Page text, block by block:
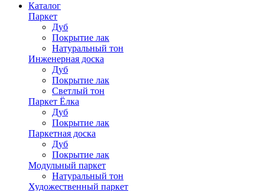
Каталог
Паркет
Дуб
Покрытие лак
Натуральный тон
Инженерная доска
Дуб
Покрытие лак
Светлый тон
Паркет Ёлка
Дуб
Покрытие лак
Паркетная доска
Дуб
Покрытие лак
Модульный паркет
Натуральный тон
Художественный паркет